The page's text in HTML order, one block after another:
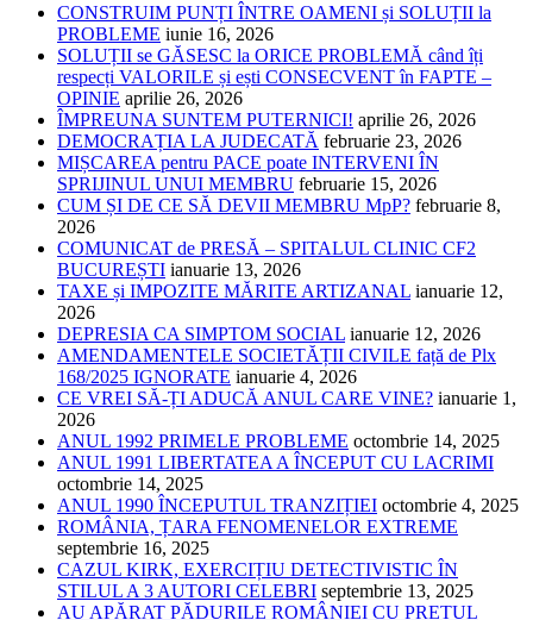
CONSTRUIM PUNȚI ÎNTRE OAMENI și SOLUȚII la
PROBLEME iunie 16, 2026
SOLUȚII se GĂSESC la ORICE PROBLEMĂ când îți
respecți VALORILE și ești CONSECVENT în FAPTE –
OPINIE aprilie 26, 2026
ÎMPREUNA SUNTEM PUTERNICI! aprilie 26, 2026
DEMOCRAȚIA LA JUDECATĂ februarie 23, 2026
MIȘCAREA pentru PACE poate INTERVENI ÎN
SPRIJINUL UNUI MEMBRU februarie 15, 2026
CUM ȘI DE CE SĂ DEVII MEMBRU MpP? februarie 8,
2026
COMUNICAT de PRESĂ – SPITALUL CLINIC CF2
BUCUREȘTI ianuarie 13, 2026
TAXE și IMPOZITE MĂRITE ARTIZANAL ianuarie 12,
2026
DEPRESIA CA SIMPTOM SOCIAL ianuarie 12, 2026
AMENDAMENTELE SOCIETĂȚII CIVILE față de Plx
168/2025 IGNORATE ianuarie 4, 2026
CE VREI SĂ-ȚI ADUCĂ ANUL CARE VINE? ianuarie 1,
2026
ANUL 1992 PRIMELE PROBLEME octombrie 14, 2025
ANUL 1991 LIBERTATEA A ÎNCEPUT CU LACRIMI
octombrie 14, 2025
ANUL 1990 ÎNCEPUTUL TRANZIȚIEI octombrie 4, 2025
ROMÂNIA, ȚARA FENOMENELOR EXTREME
septembrie 16, 2025
CAZUL KIRK, EXERCIȚIU DETECTIVISTIC ÎN
STILUL A 3 AUTORI CELEBRI septembrie 13, 2025
AU APĂRAT PĂDURILE ROMÂNIEI CU PREȚUL